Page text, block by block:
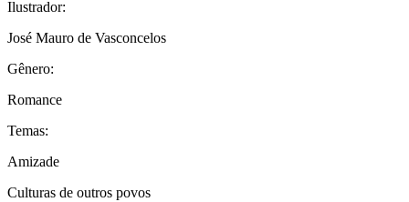
Ilustrador:
José Mauro de Vasconcelos
Gênero:
Romance
Temas:
Amizade
Culturas de outros povos